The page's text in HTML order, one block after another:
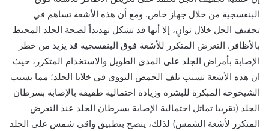
البنفسجية من خلال جهاز خاص. ومع أن هذه الأشعة تساهم في
تجفيف الجل خلال ثوانٍ، إلا أنها قد تشكل تهديداً لصحة الجلد المحيط
بالأظافر. التعرض المتكرر للأشعة فوق البنفسجية قد يزيد من خطر
الإصابة بأمراض الجلد على المدى الطويل والاستخدام المتكرر، حيث
ان هذه الأشعة تسبب تلف الحمض النووي في خلايا الجلد؛ مما يسبب
الشيخوخة المبكرة للبشرة وزيادة احتمالية طفيفة بالإصابة بسرطان
الجلد (تقريبا تماثل احتمالية الإصابة بسرطان الجلد عند التعرض
المتكرر لأشعة الشمس) لذلك، ينصح بتطبيق واقي شمس على الجلد